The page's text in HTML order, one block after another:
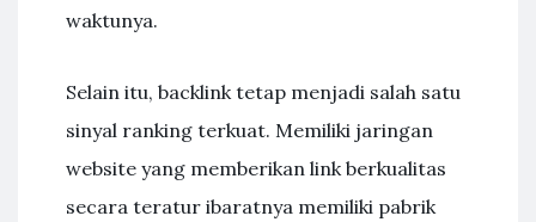
waktunya.
Selain itu, backlink tetap menjadi salah satu
sinyal ranking terkuat. Memiliki jaringan
website yang memberikan link berkualitas
secara teratur ibaratnya memiliki pabrik